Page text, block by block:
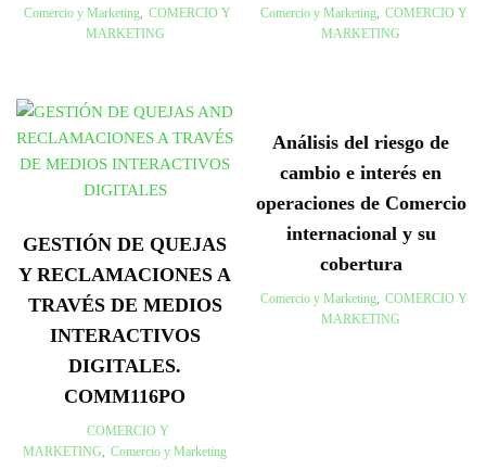
Comercio y Marketing, COMERCIO Y
MARKETING
Comercio y Marketing, COMERCIO Y
MARKETING
GESTIÓN DE QUEJAS
Y RECLAMACIONES A
TRAVÉS DE MEDIOS
INTERACTIVOS
DIGITALES.
COMM116PO
COMERCIO Y
MARKETING, Comercio y Marketing
Análisis del riesgo de
cambio e interés en
operaciones de Comercio
internacional y su
cobertura
Comercio y Marketing, COMERCIO Y
MARKETING